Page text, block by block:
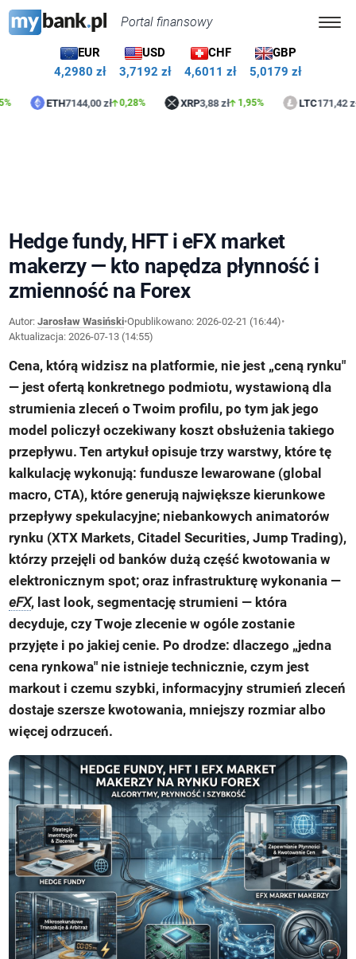
Portal finansowy
EUR
4,2980 zł
USD
3,7192 zł
CHF
4,6011 zł
GBP
5,0179 zł
ETH7144,00 zł 0,28% XRP3,88 zł 1,95% LTC 171,42 zł
Hedge fundy, HFT i eFX market
makerzy — kto napędza płynność i
zmienność na Forex
Autor:Jarosław Wasiński•Opublikowano:2026-02-21 (16:44)•
Aktualizacja:2026-07-13 (14:55)
Cena, którą widzisz na platformie, nie jest „ceną rynku"
— jest ofertą konkretnego podmiotu, wystawioną dla
strumienia zleceń o Twoim profilu, po tym jak jego
model policzył oczekiwany koszt obsłużenia takiego
przepływu. Ten artykuł opisuje trzy warstwy, które tę
kalkulację wykonują: fundusze lewarowane (global
macro, CTA), które generują największe kierunkowe
przepływy spekulacyjne; niebankowych animatorów
rynku (XTX Markets, Citadel Securities, Jump Trading),
którzy przejęli od banków dużą część kwotowania w
elektronicznym spot; oraz infrastrukturę wykonania —
eFX, last look, segmentację strumieni — która
decyduje, czy Twoje zlecenie w ogóle zostanie
przyjęte i po jakiej cenie. Po drodze: dlaczego „jedna
cena rynkowa" nie istnieje technicznie, czym jest
markout i czemu szybki, informacyjny strumień zleceń
dostaje szersze kwotowania, mniejszy rozmiar albo
więcej odrzuceń.